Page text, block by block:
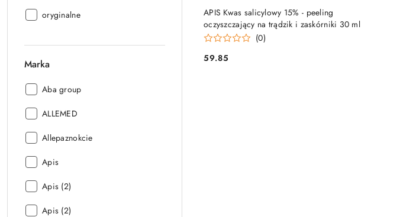
Stan
oryginalne
Marka
Marka:
Aba group
Marka:
ALLEMED
Marka:
Allepaznokcie
Marka:
Apis
Marka:
Apis (2)
Marka:
Apis (2)
APIS Kwas salicylowy 15% - peeling
oczyszczający na trądzik i zaskórniki 30 ml
(0)
Cena:
59.85
PRODUKT NIEDOSTĘPNY